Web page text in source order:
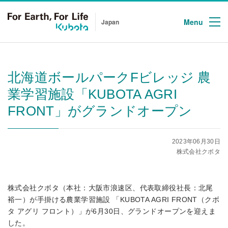
Japan Menu
北海道ボールパークFビレッジ 農
業学習施設「KUBOTA AGRI
FRONT」がグランドオープン
2023年06月30日
株式会社クボタ
株式会社クボタ（本社：大阪市浪速区、代表取締役社長：北尾
裕一）が手掛ける農業学習施設 「KUBOTA AGRI FRONT（クボ
タ アグリ フロント）」が6月30日、グランドオープンを迎えま
した。